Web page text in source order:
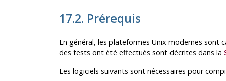
17.2. Prérequis
En général, les plateformes Unix modernes sont
des tests ont été effectués sont décrites dans la
Les logiciels suivants sont nécessaires pour